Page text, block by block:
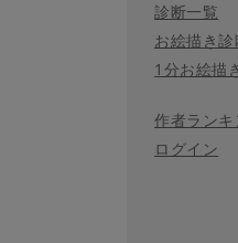
診断一覧
お絵描き
1分お絵描
作者ラン
ログイン